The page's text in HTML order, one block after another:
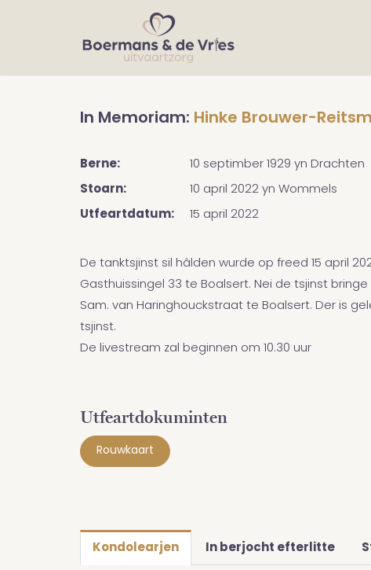
In Memoriam: Hinke Brouwer-
Berne: 10 septimber 1929 yn Drachten
Stoarn: 10 april 2022 yn Wommels
Utfeartdatum: 15 april 2022
De tanktsjinst sil hâlden wurde op freed 15 april
Gasthuissingel 33 te Boalsert. Nei de tsjinst
Sam. van Haringhouckstraat te Boalsert. Der is
tsjinst.
De livestream zal beginnen om 10.30 uur
Utfeartdokuminten
Rouwkaart
Kondolearjen In berjocht efterlitte